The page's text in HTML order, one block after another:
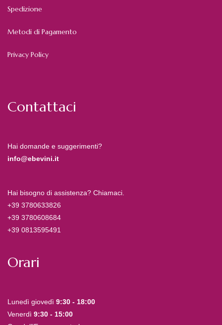
Spedizione
Metodi di Pagamento
Privacy Policy
Contattaci
Hai domande e suggerimenti?
info@ebevini.it
Hai bisogno di assistenza? Chiamaci.
+39 3780633826
+39 3780608684
+39 0813595491
Orari
Lunedì giovedì 9:30 - 18:00
Venerdì 9:30 - 15:00